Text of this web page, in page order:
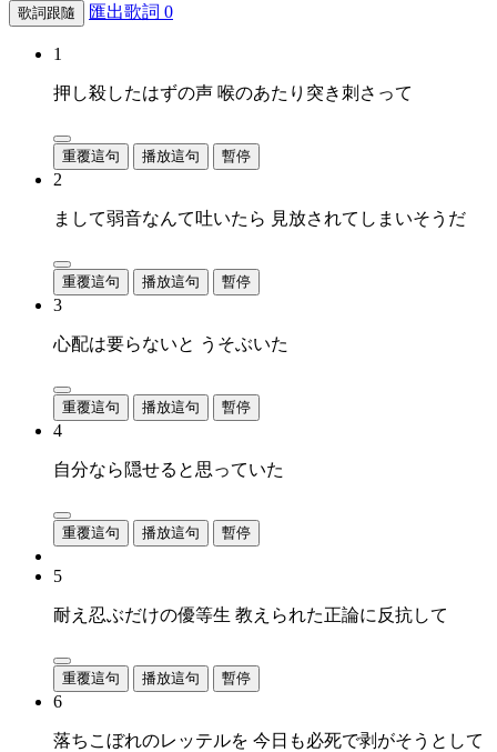
歌詞跟隨 匯出歌詞 0
1
押し殺したはずの声 喉のあたり突き刺さって
重覆這句 播放這句 暫停
2
まして弱音なんて吐いたら 見放されてしまいそうだ
重覆這句 播放這句 暫停
3
心配は要らないと うそぶいた
重覆這句 播放這句 暫停
4
自分なら隠せると思っていた
重覆這句 播放這句 暫停
5
耐え忍ぶだけの優等生 教えられた正論に反抗して
重覆這句 播放這句 暫停
6
落ちこぼれのレッテルを 今日も必死で剥がそうとして